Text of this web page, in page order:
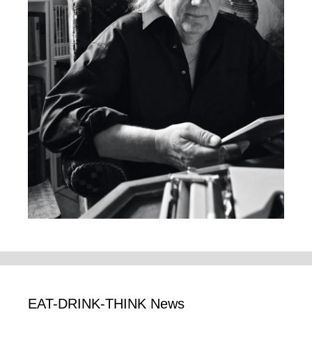
EAT-DRINK-THINK News